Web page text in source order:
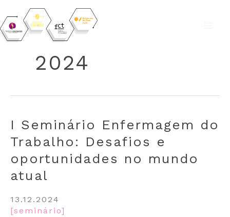
Skip
content2024
I Seminário Enfermagem do
Trabalho: Desafios e
oportunidades no mundo
atual
13.12.2024
[seminário]